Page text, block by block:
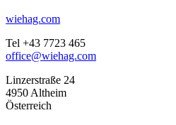
wiehag.com
Tel +43 7723 465
office@wiehag.com
Linzerstraße 24
4950 Altheim
Österreich